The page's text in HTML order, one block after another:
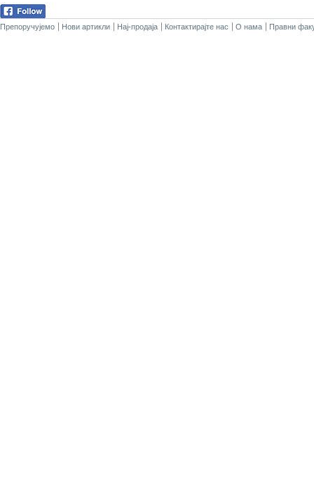
Препоручујемо Нови артикли Нај-продаја Контактирајте нас О нама Правни